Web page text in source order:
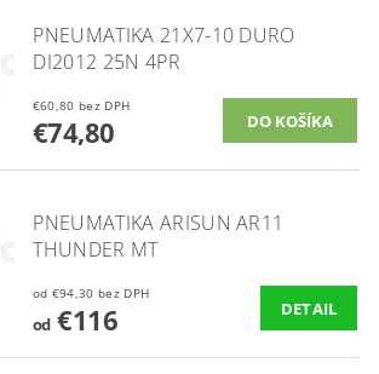
PNEUMATIKA 21X7-10 DURO
DI2012 25N 4PR
€60,80 bez DPH
€74,80
PNEUMATIKA ARISUN AR11
THUNDER MT
od €94,30 bez DPH
od€116 DETAIL